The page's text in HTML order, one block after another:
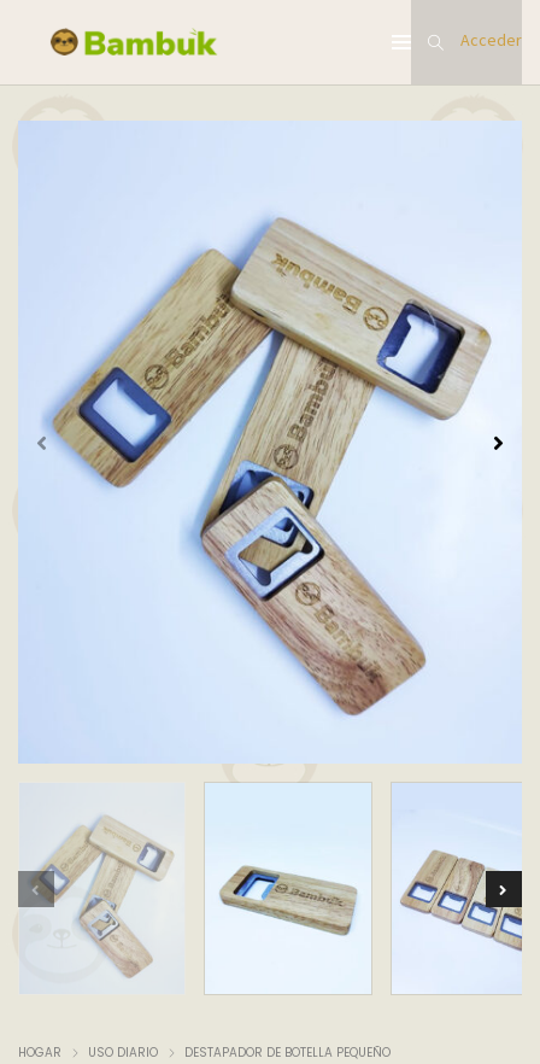
Acceder
HOGAR USO DIARIO DESTAPADOR DE BOTELLA PEQUEÑO